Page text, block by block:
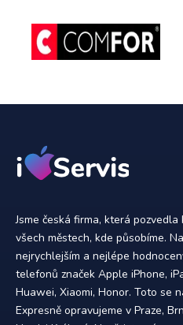
Jsme česká firma, která
všech městech, kde působíme.
nejrychlejším a nejlépe
telefonů značek Apple iPhone,
Huawei, Xiaomi, Honor. Toto se
Expresně opravujeme v Praze,